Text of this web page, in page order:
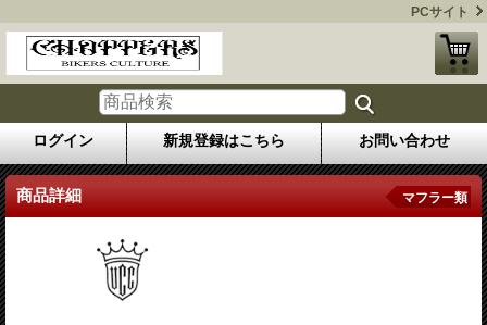
PCサイト
ログイン 新規登録はこちら お問い合わせ
商品詳細 マフラー類